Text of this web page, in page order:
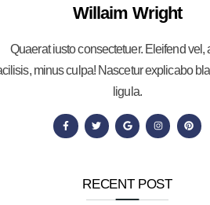
Willaim Wright
Quaerat iusto consectetuer. Eleifend vel,
minus culpa! Nascetur explicabo
ligula.
RECENT POST